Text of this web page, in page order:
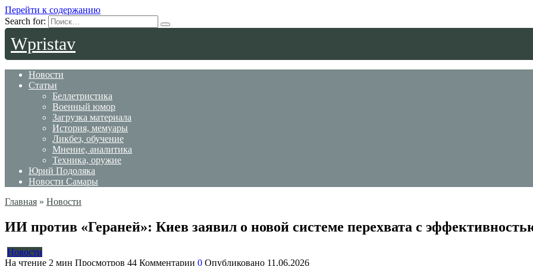
Перейти к содержанию
Search for:
Wpristav
Новости
Статьи
Беллетристика
Военный юмор
Загрузка материала
История, мемуары
Ликбез, обучение
Мнение, аналитика
Техника, оружие
Юрий Подоляка
Новости Самары
Главная » Новости
ИИ против «Гераней»: Киев заявил о новой системе перехвата с
Новости
На чтение 2 мин Просмотров 44 Комментарии 0 Опубликовано 11.06.2026